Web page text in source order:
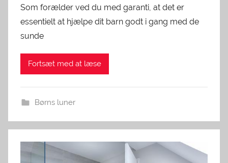
Som forælder ved du med garanti, at det er
essentielt at hjælpe dit barn godt i gang med de
sunde
Fortsæt med at læse
Børns luner